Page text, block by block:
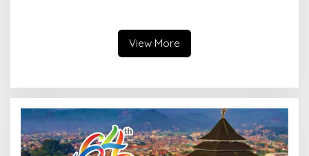
View More